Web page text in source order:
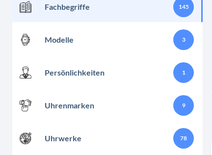
Fachbegriffe 145
Modelle 3
Persönlichkeiten 1
Uhrenmarken 9
Uhrwerke 78